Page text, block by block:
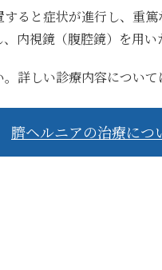
ると症状が進行し、重
内視鏡（腹腔鏡）を用
詳しい診療内容につい
臍ヘルニアの治療につ